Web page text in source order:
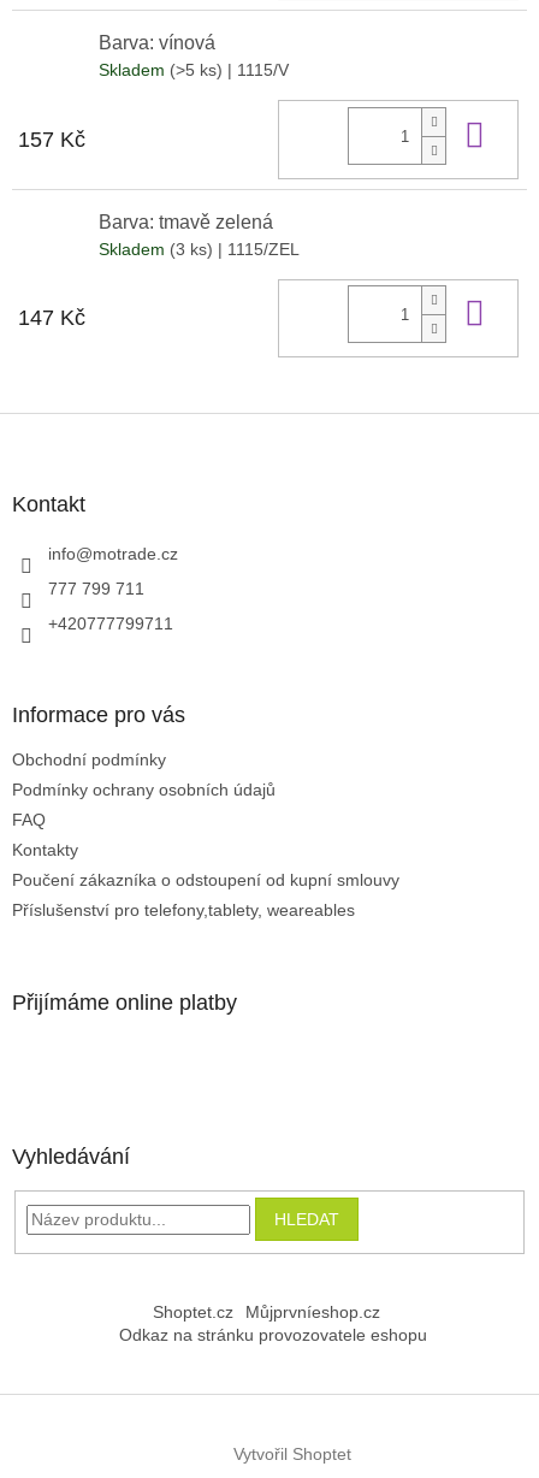
Barva: vínová
Skladem (>5 ks) | 1115/V
157 Kč
Barva: tmavě zelená
Skladem (3 ks) | 1115/ZEL
147 Kč
Kontakt
info@motrade.cz
777 799 711
+420777799711
Informace pro vás
Obchodní podmínky
Podmínky ochrany osobních údajů
FAQ
Kontakty
Poučení zákazníka o odstoupení od kupní smlouvy
Příslušenství pro telefony,tablety, weareables
Přijímáme online platby
Vyhledávání
HLEDAT
Shoptet.cz
Můjprvníeshop.cz
Odkaz na stránku provozovatele eshopu
Vytvořil Shoptet